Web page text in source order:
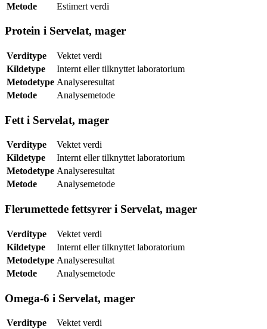
Metode
Estimert verdi
Protein i Servelat, mager
Verditype
Vektet verdi
Kildetype
Internt eller tilknyttet laboratorium
Metodetype Analyseresultat
Metode
Analysemetode
Fett i Servelat, mager
Verditype
Vektet verdi
Kildetype
Internt eller tilknyttet laboratorium
Metodetype Analyseresultat
Metode
Analysemetode
Flerumettede fettsyrer i Servelat, mager
Verditype
Vektet verdi
Kildetype
Internt eller tilknyttet laboratorium
Metodetype Analyseresultat
Metode
Analysemetode
Omega-6 i Servelat, mager
Verditype
Vektet verdi